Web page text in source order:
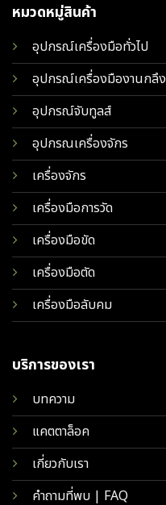
หมวดหมู่สินค้า
อุปกรณ์เครื่องมือทั่วไป
อุปกรณ์เครื่องมืองานกลึง
อุปกรณ์จับทูลส์
อุปกรณเครื่องจักร
เครื่องจักร
เครื่องมือการวัด
เครื่องมือขัด
เครื่องมือตัด
เครื่องมือลับคม
บริการของเรา
บทความ
แคตตาล็อค
เกี่ยวกับเรา
คำถามที่พบ | FAQ